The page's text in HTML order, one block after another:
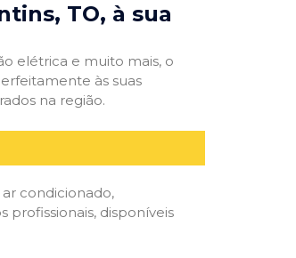
TO, à sua
elétrica e muito mais, o
às suas
na região.
condicionado,
profissionais, disponíveis